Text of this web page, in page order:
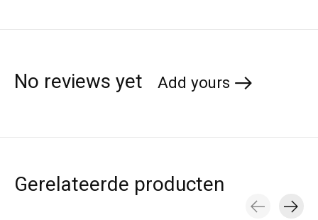
No reviews yet Add yours
Gerelateerde producten